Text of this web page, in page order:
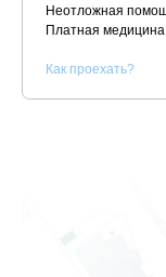
Неотложная
Платная медицина
Как проехать?